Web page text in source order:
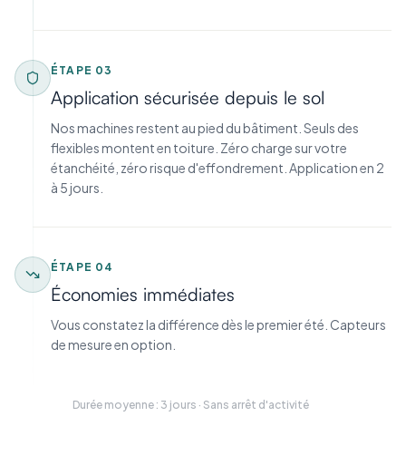
ÉTAPE 03
Application sécurisée depuis le sol
Nos machines restent au pied du bâtiment. Seuls des
flexibles montent en toiture. Zéro charge sur votre
étanchéité, zéro risque d'effondrement. Application en 2
à 5 jours.
ÉTAPE 04
Économies immédiates
Vous constatez la différence dès le premier été. Capteurs
de mesure en option.
Durée moyenne : 3 jours · Sans arrêt d'activité